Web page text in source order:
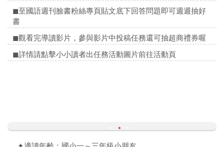
◼至國語週刊臉書粉絲專頁貼文底下回答問題即可週週抽好
書
◼觀看完導讀影片，參與影片中投稿任務還可抽超商禮券喔
◼詳情請點擊小小讀者出任務活動圖片前往活動頁